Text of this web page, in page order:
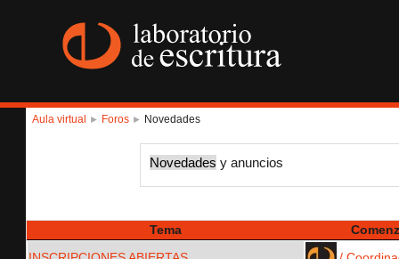
Aula virtual ► Foros ► Novedades
Novedades y anuncios
Tema